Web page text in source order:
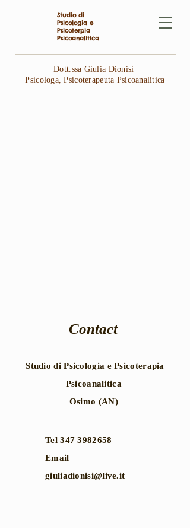
Dott.ssa Giulia Dionisi
Psicologa, Psicoterapeuta Psicoanalitica
Studio di
Psicologia e
Psicoterpia
Psicoanalitica
Contact
Studio di Psicologia e Psicoterapia
Psicoanalitica
Osimo (AN)
Tel347 3982658
Email
giuliadionisi@live.it